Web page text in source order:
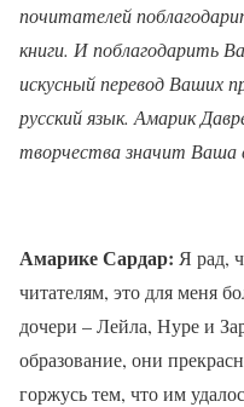
почитателей
книги. И поблагодарить
искусный перевод Ваших
русский язык. Амарик
творчества значит Ваша
Амарике Сардар: Я рад,
читателям, это для меня
дочери – Лейла, Нуре и
образование, они
горжусь тем, что им